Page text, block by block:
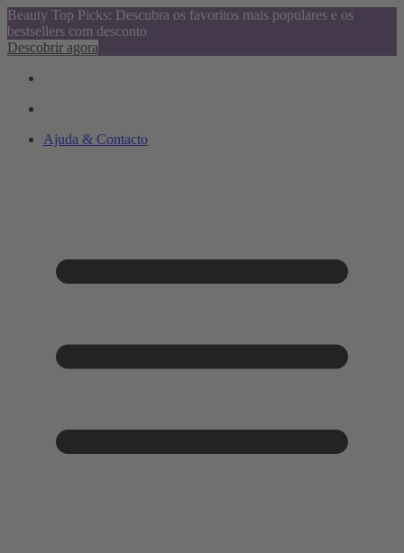
Beauty Top Picks: Descubra os favoritos mais populares e os
bestsellers com desconto
Descobrir agora
Ajuda & Contacto